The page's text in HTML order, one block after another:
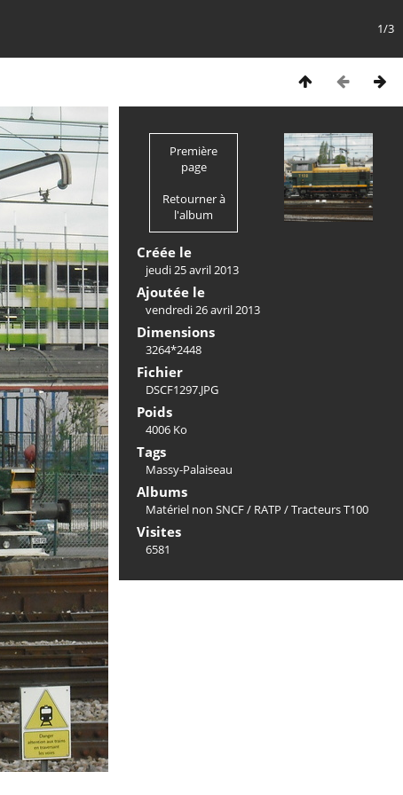
1/3
Première
page
Retourner à
l'album
Créée le
jeudi 25 avril 2013
Ajoutée le
vendredi 26 avril 2013
Dimensions
3264*2448
Fichier
DSCF1297.JPG
Poids
4006 Ko
Tags
Massy-Palaiseau
Albums
Matériel non SNCF/ RATP /Tracteurs T100
Visites
6581